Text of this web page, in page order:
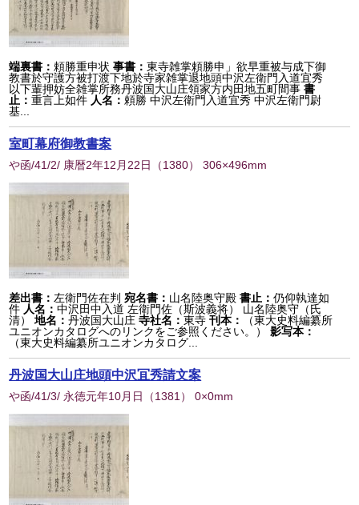
端裏書： 頼勝重申状 事書：東寺雑掌頼勝申」欲早重被与成下御
教書於守護方被打渡下地於寺家雑掌退地頭中沢左衛門入道宜秀
以下輩押妨全雑掌所務丹波国大山庄領家方内田地五町間事 書
止：重言上如件 人名： 頼勝 中沢左衛門入道宜秀 中沢左衛門尉
基...
室町幕府御教書案
や函/41/2/ 康暦2年12月22日 （1380） 306×496mm
差出書： 左衛門佐在判 宛名書： 山名陸奥守殿 書止：仍仰執達如
件 人名：中沢田中入道 左衛門佐（斯波義将） 山名陸奥守（氏
清）
地名：丹波国大山庄 寺社名：東寺 刊本：
（東大史料編纂所
ユニオンカタログへのリンクをご参照ください。）
影写本：
（東大史料編纂所ユニオンカタログ...
丹波国大山庄地頭中沢冝秀請文案
や函/41/3/ 永徳元年10月日 （1381 ） 0×0mm